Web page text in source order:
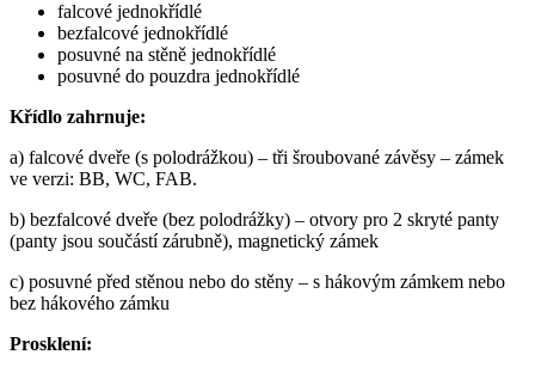
falcové jednokřídlé
bezfalcové jednokřídlé
posuvné na stěně jednokřídlé
posuvné do pouzdra jednokřídlé
Křídlo zahrnuje:
a) falcové dveře (s polodrážkou) – tři šroubované závěsy – zámek
ve verzi: BB, WC, FAB.
b) bezfalcové dveře (bez polodrážky) – otvory pro 2 skryté panty
(panty jsou součástí zárubně), magnetický zámek
c) posuvné před stěnou nebo do stěny – s hákovým zámkem nebo
bez hákového zámku
Prosklení: